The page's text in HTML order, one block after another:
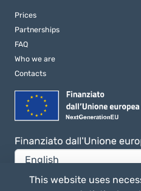
Prices
Partnerships
FAQ
Who we are
Contacts
This website uses